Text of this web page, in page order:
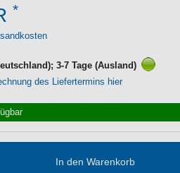
*
3-7 Tage (Ausland)
des Liefertermins hier
In den Warenkorb